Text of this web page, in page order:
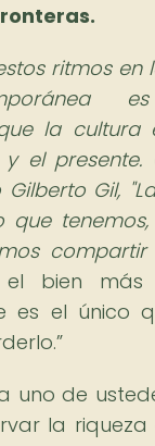
ritmos en
la cultura
el
Gil,
que
compartir
bien más
es el único
uno de
la riqueza